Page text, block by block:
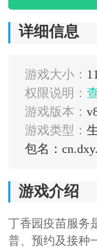
详细信息
游戏大小：
权限说明：
游戏版本：
游戏类型：
包名：
游戏介绍
丁香园疫苗服务
普、预约及接种